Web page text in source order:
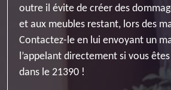
outre il évite de créer des
et aux meubles restant, lors des
Contactez-le en lui envoyant un
l’appelant directement si vous
dans le 21390 !